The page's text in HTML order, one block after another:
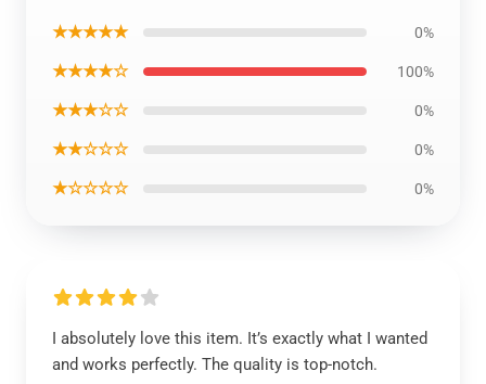
★★★★★ 0%
★★★★☆ 100%
★★★☆☆ 0%
★★☆☆☆ 0%
★☆☆☆☆ 0%
I absolutely love this item. It’s exactly what I wanted
and works perfectly. The quality is top-notch.